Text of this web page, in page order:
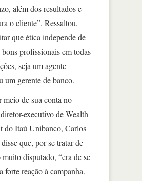
além dos resultados e
o cliente”. Ressaltou,
que ética independe de
profissionais em todas
seja um agente
um gerente de banco.
meio de sua conta no
executivo de Wealth
do Itaú Unibanco, Carlos
que, por se tratar de
disputado, “era de se
forte reação à campanha.